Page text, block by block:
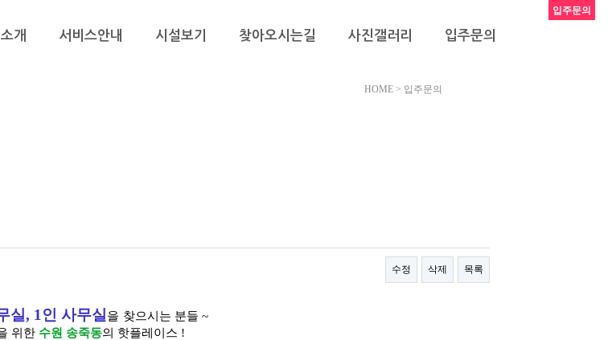
개 서비스안내 시설보기 찾아오시는길 사진갤러리 입주문의
HOME > 입주문의
입주문의
수정 삭제 목록
실, 1인 사무실 을 찾으시는 분들 ~
위한 수원 송죽동의 핫플레이스 !